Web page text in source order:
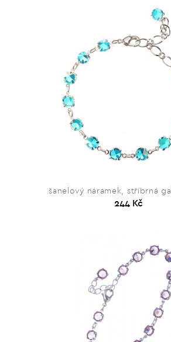
šanelový náramek, stříbrná
244 Kč